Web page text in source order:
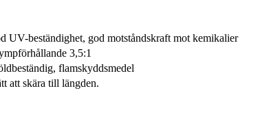
UV-beständighet, god motståndskraft mot kemikalier
3,5:1
flamskyddsmedel
att skära till längden.